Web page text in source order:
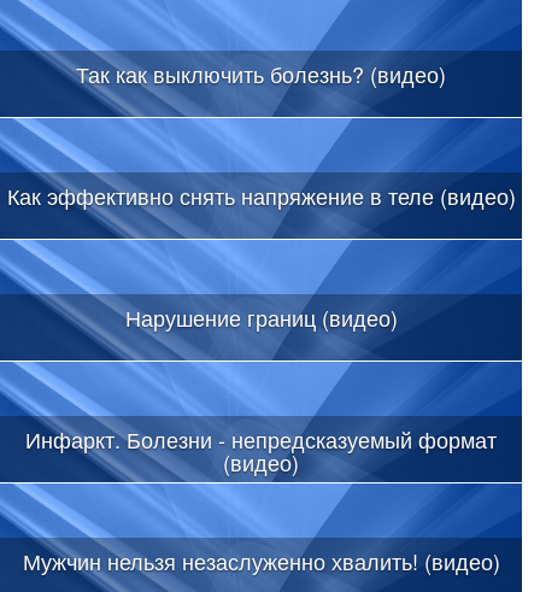
Так как выключить болезнь? (видео)
Как эффективно снять напряжение в теле (видео)
Нарушение границ (видео)
Инфаркт. Болезни - непредсказуемый формат
(видео)
Мужчин нельзя незаслуженно хвалить! (видео)